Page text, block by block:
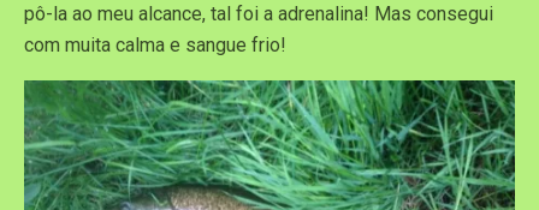
pô-la ao meu alcance, tal foi a adrenalina! Mas consegui
com muita calma e sangue frio!